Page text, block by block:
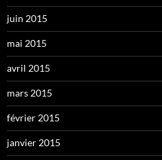
juin 2015
mai 2015
avril 2015
mars 2015
février 2015
janvier 2015